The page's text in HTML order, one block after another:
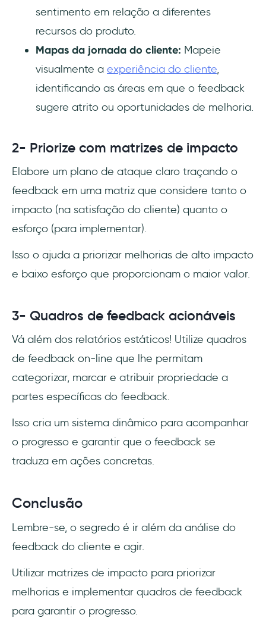
sentimento em relação a diferentes
recursos do produto.
Mapas da jornada do cliente: Mapeie
visualmente a experiência do cliente,
identificando as áreas em que o feedback
sugere atrito ou oportunidades de melhoria.
2- Priorize com matrizes de impacto
Elabore um plano de ataque claro traçando o
feedback em uma matriz que considere tanto o
impacto (na satisfação do cliente) quanto o
esforço (para implementar).
Isso o ajuda a priorizar melhorias de alto impacto
e baixo esforço que proporcionam o maior valor.
3- Quadros de feedback acionáveis
Vá além dos relatórios estáticos! Utilize quadros
de feedback on-line que lhe permitam
categorizar, marcar e atribuir propriedade a
partes específicas do feedback.
Isso cria um sistema dinâmico para acompanhar
o progresso e garantir que o feedback se
traduza em ações concretas.
Conclusão
Lembre-se, o segredo é ir além da análise do
feedback do cliente e agir.
Utilizar matrizes de impacto para priorizar
melhorias e implementar quadros de feedback
para garantir o progresso.